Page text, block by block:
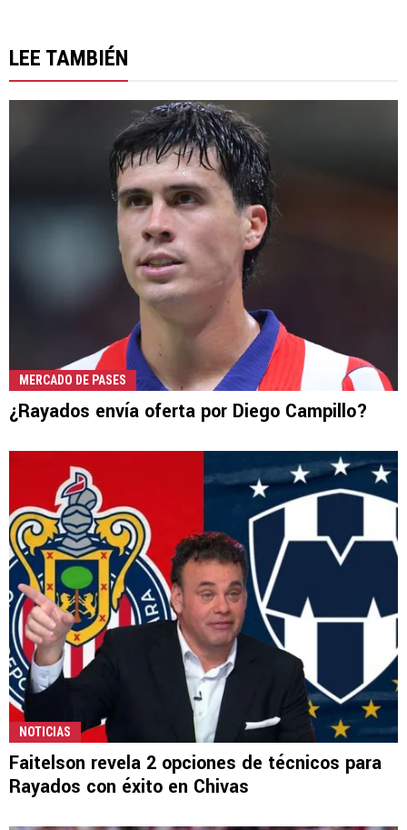
LEE TAMBIÉN
MERCADO DE PASES
¿Rayados envía oferta por Diego Campillo?
NOTICIAS
Faitelson revela 2 opciones de técnicos para
Rayados con éxito en Chivas